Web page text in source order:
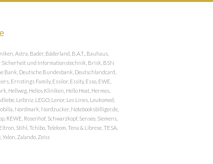
Astra, Bader, Bäderland, B.A.T., Bauhaus,
und Informationstechnik, Brisk, BSN
Bank, Deutsche Bundesbank, Deutschlandcard,
Ernstings Family, Essilor, Essity, Esso, EWE,
Hellweg, Helios Kliniken, Hello Heat, Hermes,
Leibniz, LEGO, Lenor, Les Lines, Leukomed,
Nordmark, Nordzucker, Notebooksbilliger.de,
REWE, Rosenhof, Schwarzkopf, Senseo, Siemens,
Stihl, Tchibo, Telekom, Tena & Librese, TESA,
Zalando, Zeiss